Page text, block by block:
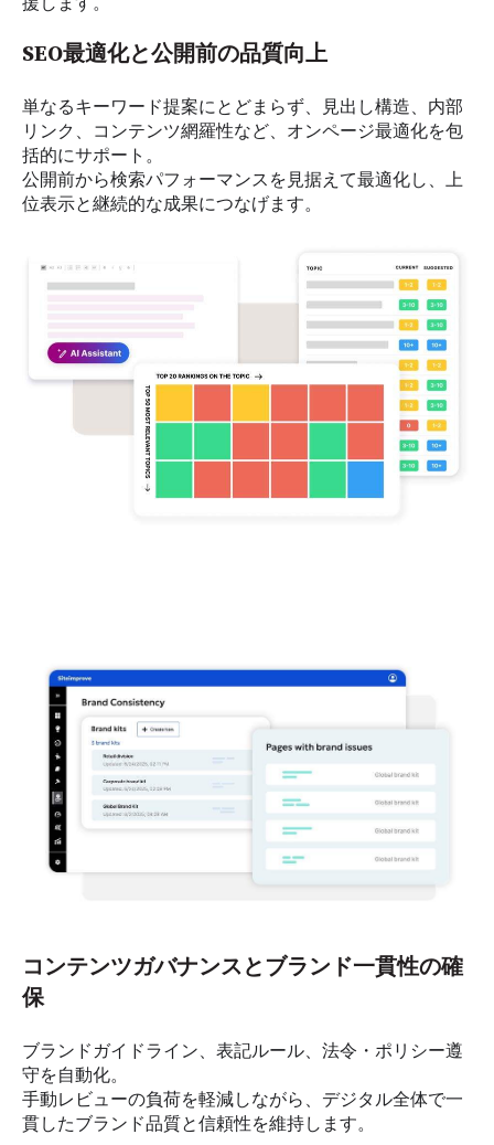
SEO最適化と公開前の品質向上
単なるキーワード提案にとどまらず、 見出し構造、 内部
リンク、
コンテンツ網羅性など、 オンページ最適化を包
括的にサポート。
公開前から検索パフォーマンスを 見据えて最適化し、 上
位表示と継続的な成果につなげます。
コンテンツガバナンスとブランド一貫性の確
保
ブランドガイドライン、 表記ルール、 法令・ポリシー遵
守を自動化。
手動レビューの負荷を軽減しながら、 デジタル全体で一
貫したブランド品質と信頼性を維持します。